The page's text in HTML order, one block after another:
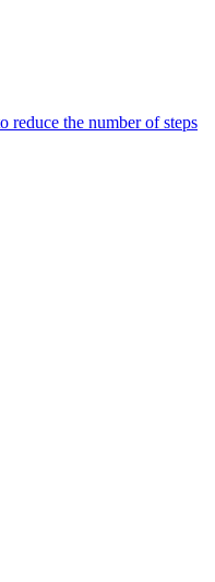
the number of steps